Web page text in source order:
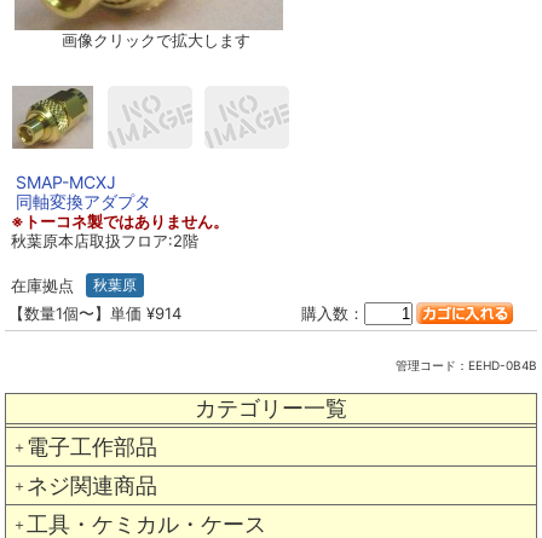
カテゴリー一覧
＋ 電子工作部品
＋ ネジ関連商品
＋ 工具・ケミカル・ケース
画像クリックで拡大します
SMAP-MCXJ
同軸変換アダプタ
※トーコネ製ではありません。
秋葉原本店取扱フロア:2階
在庫拠点 秋葉原
【数量1個〜】単価 ¥914 購入数：
管理コード： EEHD-0B4B